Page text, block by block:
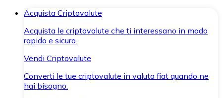
Acquista Criptovalute
Acquista le criptovalute che ti interessano in modo
rapido e sicuro.
Vendi Criptovalute
Converti le tue criptovalute in valuta fiat quando ne
hai bisogno.